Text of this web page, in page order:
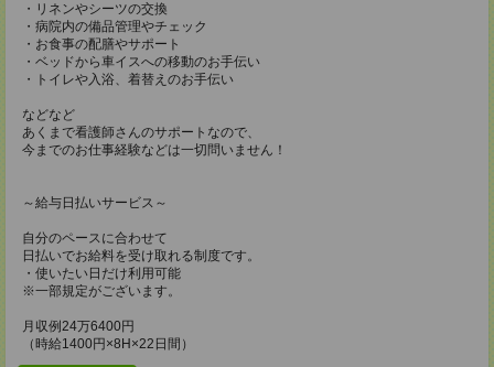
・リネンやシーツの交換
・病院内の備品管理やチェック
・お食事の配膳やサポート
・ベッドから車イスへの移動のお手伝い
・トイレや入浴、着替えのお手伝い
などなど
あくまで看護師さんのサポートなので、
今までのお仕事経験などは一切問いません！
～給与日払いサービス～
自分のペースに合わせて
日払いでお給料を受け取れる制度です。
・使いたい日だけ利用可能
※一部規定がございます。
月収例24万6400円
（時給1400円×8H×22日間）